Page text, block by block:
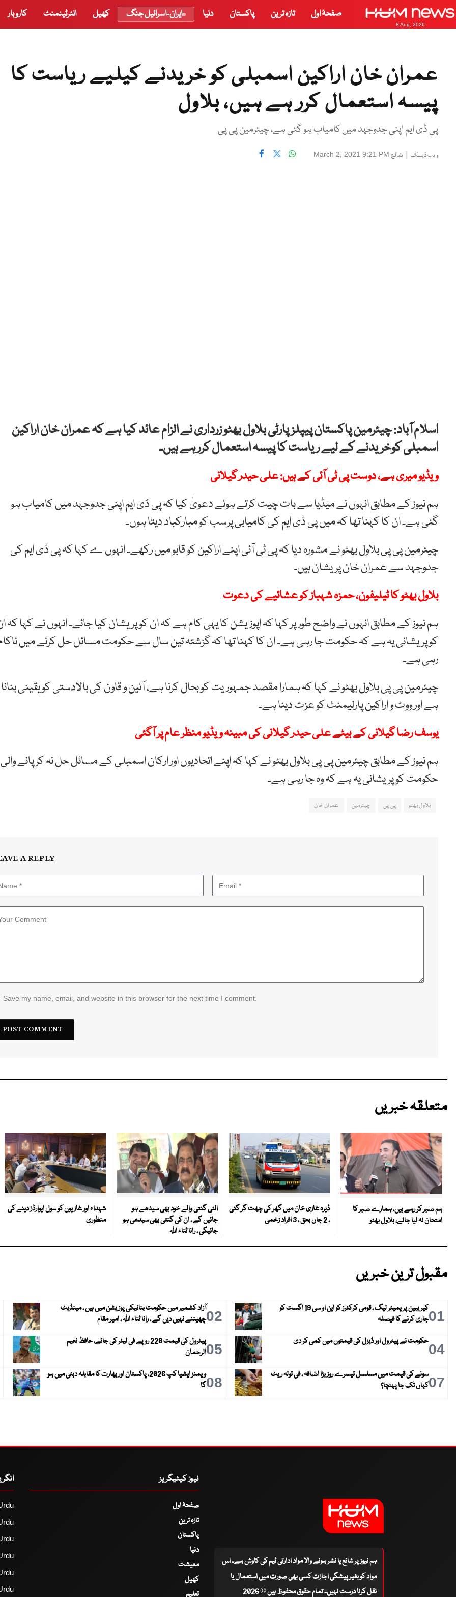
8 Aug, 2026
صفحۂ اول تازہ ترین پاکستان دنیا ایران-اسرائیل جنگ کھیل انٹرٹینمنٹ کاروبار
عمران خان اراکین اسمبلی کو خریدنے کیلیے ریاست کا
پیسہ استعمال کرر ہے ہیں، بلاول
پی ڈی ایم اپنی جدوجہد میں کامیاب ہو گئی ہے، چیئرمین پی پی
ویب ڈیسک | شائع March 2, 2021 9:21 PM
اسلام آباد: چیئرمین پاکستان پیپلزپارٹی بلاول بھٹو زرداری نے الزام عائد کیا ہے کہ عمران خان اراکین
اسمبلی کوخریدنے کے لیے ریاست کا پیسہ استعمال کرر ہے ہیں۔
ویڈیو میری ہے، دوست پی ٹی آئی کے ہیں: علی حیدر گیلانی
ہم نیوز کے مطابق انہوں نے میڈیا سے بات چیت کرتے ہوئے دعویٰ کیا کہ پی ڈی ایم اپنی جدوجہد میں کامیاب ہو
گئی ہے۔ ان کا کہنا تھا کہ میں پی ڈی ایم کی کامیابی پرسب کو مبارکباد دیتا ہوں۔
چیئرمین پی پی بلاول بھٹو نے مشورہ دیا کہ پی ٹی آئی اپنے اراکین کو قابو میں رکھے۔ انہوں ے کہا کہ پی ڈی ایم کی
جدوجہد سے عمران خان پریشان ہیں۔
بلاول بھٹو کا ٹیلیفون، حمزہ شہباز کو عشائیے کی دعوت
ہم نیوز کے مطابق انہوں نے واضح طور پر کہا کہ اپوزیشن کا یہی کام ہے کہ ان کو پریشان کیا جائے۔ انہوں نے کہا کہ
کو پریشانی یہ ہے کہ حکومت جا رہی ہے۔ ان کا کہنا تھا کہ گزشتہ تین سال سے حکومت مسائل حل کرنے میں
رہی ہے۔
چیئرمین پی پی بلاول بھٹو نے کہا کہ ہمارا مقصد جمہوریت کو بحال کرنا ہے، آئین و قاون کی بالادستی کو یقینی بنانا
ہے اور ووٹ و اراکین پارلیمنٹ کو عزت دینا ہے۔
یوسف رضا گیلانی کے بیٹے علی حیدر گیلانی کی مبینہ ویڈیو منظر عام پر آگئی
ہم نیوز کے مطابق چیئرمین پی پی بلاول بھٹو نے کہا کہ اپنے اتحادیوں اور ارکان اسمبلی کے مسائل حل نہ کر پانے والی
حکومت کو پریشانی یہ ہے کہ وہ جا رہی ہے۔
بلاول بھٹو پی پی چیئرمین عمران خان
A REPLY
Save my name, email, and website in this browser for the next time I comment.
متعلقہ خبریں
ہم صبر کر رہے ہیں، ہمارے صبر کا
امتحان نہ لیا جائے، بلاول بھٹو
ڈیرہ غازی خان میں گھر کی چھت گر گئی
، 2 جاں بحق ، 3 افراد زخمی
الٹی گنتی والے خود بھی سیدھے ہو
جائیں گے ، ان کی گنتی بھی سیدھی ہو
جائیگی ، رانا ثناء اللہ
شہداء اور غازیوں کو سول ایوارڈز دینے کی
منظوری
مقبول ترین خبریں
01
کیریبین پریمیئر لیگ ، قومی کرکٹرز کو این او سی 19 اگست کو
جاری کرنے کا فیصلہ
02آزاد کشمیر میں حکومت بنانیکی پوزیشن میں ہیں ، مینڈیٹ
چھیننے نہیں دیں گے ، رانا ثناء اللہ ، امیر مقام
04حکومت نے پیٹرول اور ڈیزل کی قیمتوں میں کمی کر دی 05
پیٹرول کی قیمت 228 روپے فی لیٹر کی جائے، حافظ نعیم
الرحمان
07سونے کی قیمت میں مسلسل تیسرے روز بڑا اضافہ ، فی تولہ ریٹ
کہاں تک جا پہنچا؟
08
ویمنز ایشیا کپ 2026، پاکستان اور بھارت کا مقابلہ دبئی میں ہو
گا
ہم نیوز پر شائع یا نشر ہونے والا مواد ادارتی ٹیم کی کاوش ہے۔ اس
مواد کو بغیر پیشگی اجازت کسی بھی صورت میں استعمال یا
نقل کرنا درست نہیں۔ تمام حقوق محفوظ ہیں © 2026
نیوز کیٹیگریز
صفحۂ اول
تازہ ترین
پاکستان
دنیا
معیشت
کھیل
تعلیم